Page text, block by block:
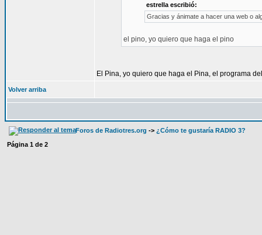
estrella escribió:
Gracias y ánimate a hacer una web o
el pino, yo quiero que haga el pino
El Pina, yo quiero que haga el Pina, el programa
Volver arriba
Foros de Radiotres.org -> ¿Cómo te gustaría RADIO 3?
Página 1 de 2